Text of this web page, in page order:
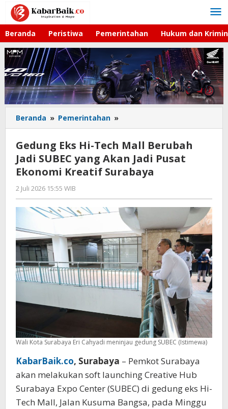
Lewati
konten
Beranda Peristiwa Pemerintahan Hukum dan
Beranda » Pemerintahan »
Eks
Tech
Mall
Berubah
Akan
Jadi
Pusat
Ekonomi
Kreatif
Surabaya
Gedung Eks Hi-Tech Mall Berubah
Jadi SUBEC yang Akan Jadi Pusat
Ekonomi Kreatif Surabaya
2 Juli 2026 15:55 WIB
Imam
WD
Wali Kota Surabaya Eri Cahyadi meninjau gedung SUBEC (Istimewa)
KabarBaik.co, Surabaya – Pemkot Surabaya
akan melakukan soft launching Creative Hub
Surabaya Expo Center (SUBEC) di gedung eks Hi-
Tech Mall, Jalan Kusuma Bangsa, pada Minggu